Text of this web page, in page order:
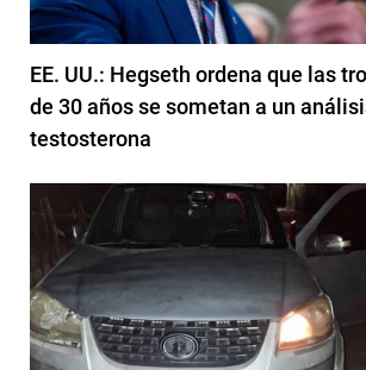
EE. UU.: Hegseth ordena que las
de 30 años se sometan a un
testosterona